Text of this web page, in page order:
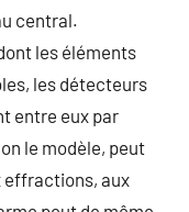
central.
les éléments
les détecteurs
entre eux par
le modèle, peut
effractions, aux